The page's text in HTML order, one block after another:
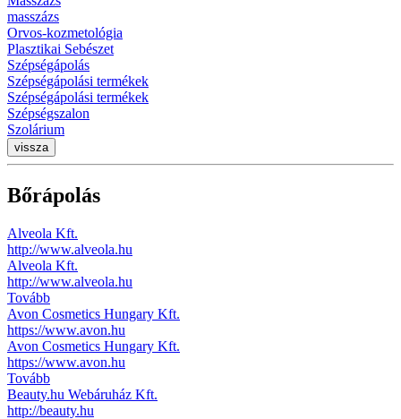
masszázs
Orvos-kozmetológia
Plasztikai Sebészet
Szépségápolás
Szépségápolási termékek
Szépségápolási termékek
Szépségszalon
Szolárium
vissza
Bőrápolás
Alveola Kft.
http://www.alveola.hu
Alveola Kft.
http://www.alveola.hu
Tovább
Avon Cosmetics Hungary Kft.
https://www.avon.hu
Avon Cosmetics Hungary Kft.
https://www.avon.hu
Tovább
Beauty.hu Webáruház Kft.
http://beauty.hu